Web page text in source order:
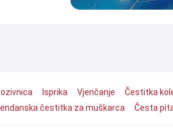
Isprika Vjenčanje Čestitka
čestitka za muškarca Česta